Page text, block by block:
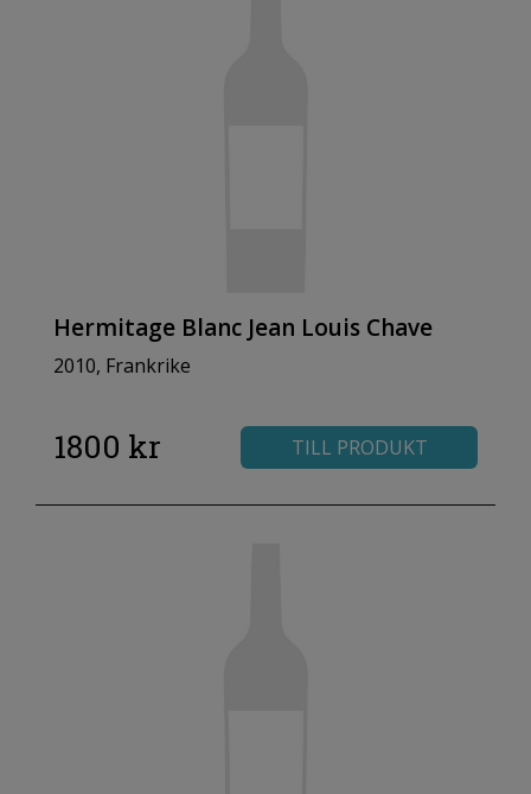
Hermitage Blanc Jean Louis Chave
2010, Frankrike
1800 kr TILL PRODUKT